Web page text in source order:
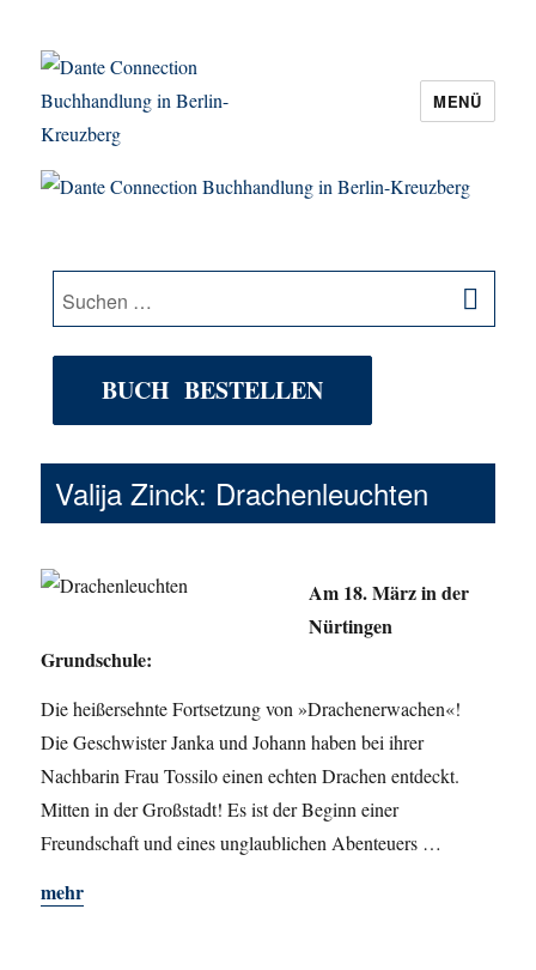
Dante Connection Buchhandlung in
MENÜ
Suche
nach:
BUCH BESTELLEN
Valija Zinck: Drachenleuchten
Am 18. März in der
Nürtingen
Grundschule:
Die heißersehnte Fortsetzung von »Drachenerwachen«!
Die Geschwister Janka und Johann haben bei ihrer
Nachbarin Frau Tossilo einen echten Drachen entdeckt.
Mitten in der Großstadt! Es ist der Beginn einer
Freundschaft und eines unglaublichen Abenteuers …
mehr